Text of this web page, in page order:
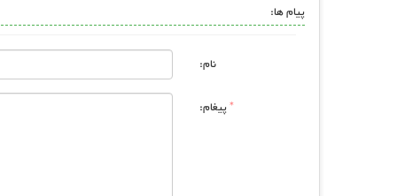
پیام ها:
نام:
*پیغام: